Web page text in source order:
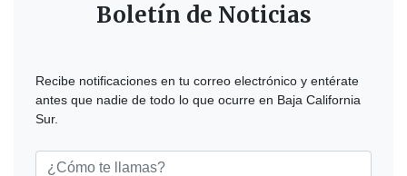
Boletín de Noticias
Recibe notificaciones en tu correo electrónico y entérate
antes que nadie de todo lo que ocurre en Baja California
Sur.